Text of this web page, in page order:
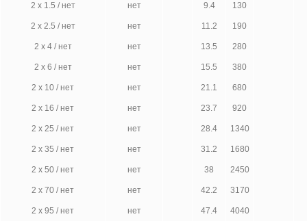
2 х 1.5 / нет нет 9.4 130
2 х 2.5 / нет нет 11.2 190
2 х 4 / нет нет 13.5 280
2 х 6 / нет нет 15.5 380
2 х 10 / нет нет 21.1 680
2 х 16 / нет нет 23.7 920
2 х 25 / нет нет 28.4 1340
2 х 35 / нет нет 31.2 1680
2 х 50 / нет нет 38 2450
2 х 70 / нет нет 42.2 3170
2 х 95 / нет нет 47.4 4040